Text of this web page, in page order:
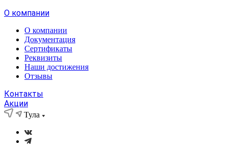
О компании
О компании
Документация
Сертификаты
Реквизиты
Наши достижения
Отзывы
Контакты
Акции
Тула